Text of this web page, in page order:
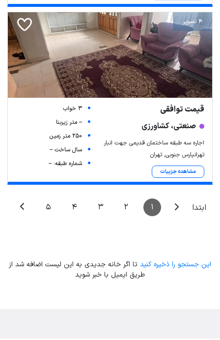
Leaflet| Map data ©ariamarz.com
4 تصویر
قیمت توافقی
صنعتی، کشاورزی
اجاره سه طبقه ساختمان قدیمی جهت انبار
تهرانپارس جنوبی, تهران
مشاهده جزییات
3 خواب
-- متر زیربنا
250 متر زمین
سال ساخت --
شماره طبقه: --
ابتدا 1
2
3
4
5
این جستجو را ذخیره کنید تا اگر خانه جدیدی به این لیست اضافه شد از
طریق ایمیل با خبر شوید